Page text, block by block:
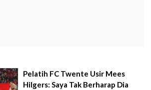
Pelatih FC Twente Usir Mees
Hilgers: Saya Tak Berharap Dia